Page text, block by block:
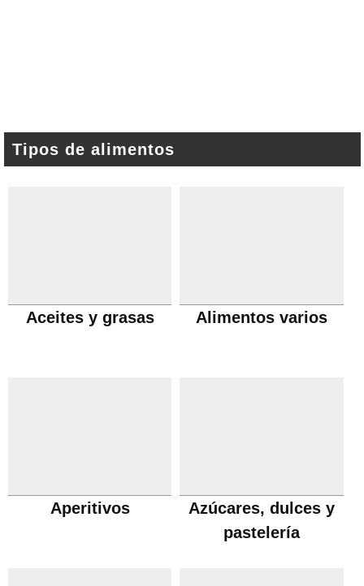
Tipos de alimentos
Aceites y grasas Alimentos varios
Aperitivos
Azúcares, dulces y
pastelería